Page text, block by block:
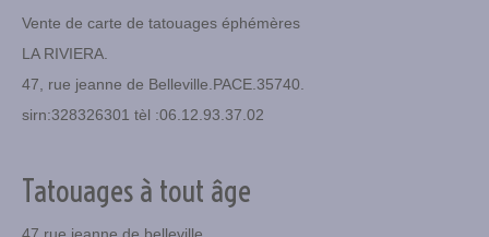
Vente de carte de tatouages éphémères
LA RIVIERA.
47, rue jeanne de Belleville.PACE.35740.
sirn:328326301 tèl :06.12.93.37.02
Tatouages à tout âge